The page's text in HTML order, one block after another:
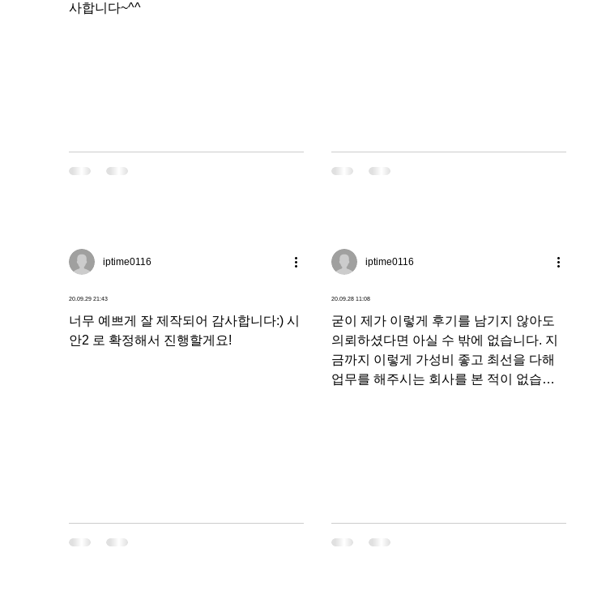
사합니다~^^
iptime0116
20.09.29 21:43
너무 예쁘게 잘 제작되어 감사합니다:) 시
안2 로 확정해서 진행할게요!
iptime0116
20.09.28 11:08
굳이 제가 이렇게 후기를 남기지 않아도
의뢰하셨다면 아실 수 밖에 없습니다. 지
금까지 이렇게 가성비 좋고 최선을 다해
업무를 해주시는 회사를 본 적이 없습니